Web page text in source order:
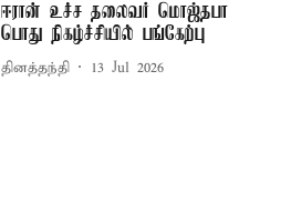
ஈரான் உச்ச தலைவர் மொஜ்தபா
பொது நிகழ்ச்சியில் பங்கேற்பு
தினத்தந்தி 13 Jul 2026